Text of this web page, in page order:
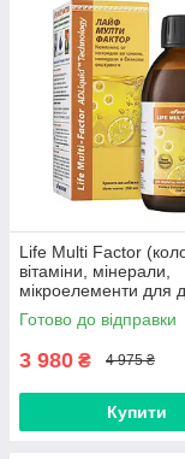
Life Multi Factor
вітаміни, мінерали,
мікроелементи для
та дітей, імунітет,
розумове
Готово до відправки
3 980 ₴ 4 975 ₴
Купити